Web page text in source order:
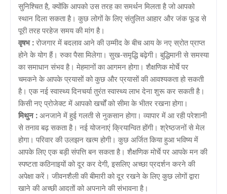
सुनिश्चित है, क्योंकि आपको उस तरह का समर्थन मिलता है जो आपको
स्थान दिला सकता है। कुछ लोगों के लिए संतुलित आहार और जंक फूड से
पूरी तरह परहेज समय की मांग है।
वृषभ : रोजगार में बदलाव आने की उम्मीद के बीच आय के नए स्रोत प्राप्त
होने के योग हैं। रुका पैसा मिलेगा। सुख-समृद्धि बढ़ेगी। बुद्धिमानी से समस्या
का समाधान संभव है। मेहमानों का आगमन होगा। शैक्षणिक मोर्चे पर
चमकने के आपके प्रयासों को कुछ और प्रयासों की आवश्यकता हो सकती
है। एक नई स्वास्थ्य दिनचर्या तुरंत स्वास्थ्य लाभ देना शुरू कर सकती है।
किसी नए प्रोजेक्ट में आपको खर्चों को सीमा के भीतर रखना होगा।
मिथुन : अनजाने में हुई गलती से नुकसान होगा। व्यापार में आ रही परेशानी
से तनाव बढ़ सकता है। नई योजनाएं क्रियान्वित होंगी। श्रेष्ठजनों से मेल
होगा। परिवार की उलझन खत्म होगी। कुछ अर्जित किया हुआ भविष्य में
आपके लिए एक बड़ी संपत्ति बन सकता है। शैक्षणिक मोर्चे पर आपके मन की
स्पष्टता कठिनाइयों को दूर कर देगी, इसलिए अच्छा प्रदर्शन करने की
अपेक्षा करें। जीवनशैली की बीमारी को दूर रखने के लिए कुछ लोगों द्वारा
खाने की अच्छी आदतों को अपनाने की संभावना है।